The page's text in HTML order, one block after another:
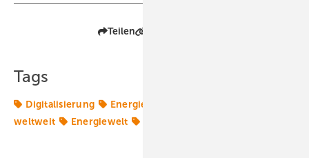
Teilen
Tags
Digitalisierung Energiemarkt
weltweit
Energiewelt